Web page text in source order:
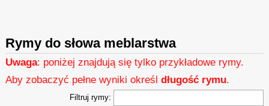
Rymy do słowa meblarstwa
Uwaga: poniżej znajdują się tylko przykładowe rymy.
Aby zobaczyć pełne wyniki określdługość rymu.
Filtruj rymy: